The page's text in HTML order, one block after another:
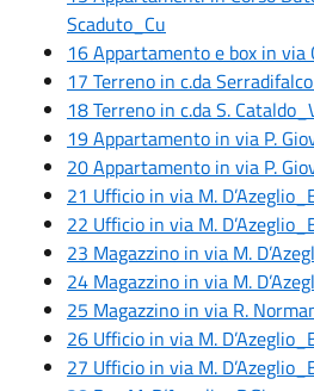
Scaduto_Cu
16 Appartamento e box in via
17 Terreno in c.da
18 Terreno in c.da S.
19 Appartamento in via P.
20 Appartamento in via P.
21 Ufficio in via M.
22 Ufficio in via M.
23 Magazzino in via M.
24 Magazzino in via M.
25 Magazzino in via R.
26 Ufficio in via M.
27 Ufficio in via M.